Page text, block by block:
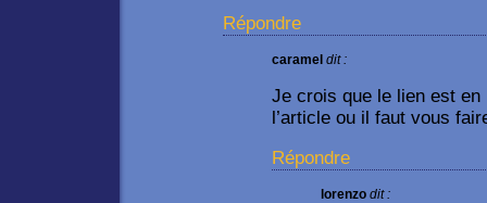
Répondre
caramel dit :
Je crois que le lien est
l’article ou il faut vous
Répondre
lorenzo dit :